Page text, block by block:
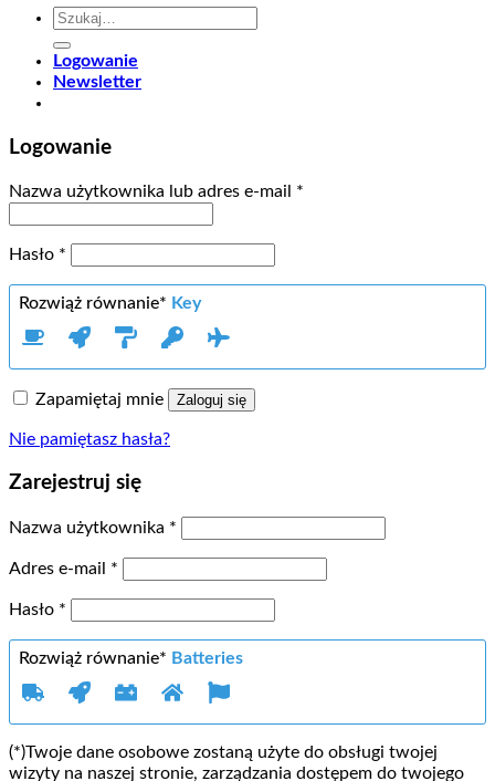
Szukaj:
Logowanie
Newsletter
Logowanie
Nazwa użytkownika lub adres e-mail *
Hasło *
Rozwiąż równanie* Key
Zapamiętaj mnie Zaloguj się
Nie pamiętasz hasła?
Zarejestruj się
Nazwa użytkownika *
Adres e-mail *
Hasło *
Rozwiąż równanie* Batteries
(*)Twoje dane osobowe zostaną użyte do obsługi twojej
wizyty na naszej stronie, zarządzania dostępem do twojego